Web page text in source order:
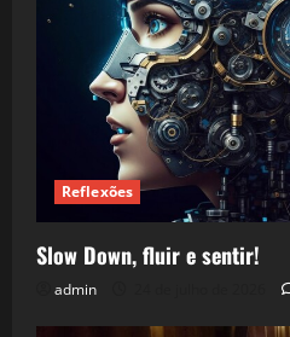
Reflexões
Slow Down, fluir e sentir!
admin